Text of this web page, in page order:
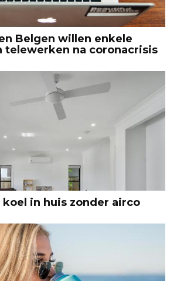
Belgen willen enkele
telewerken na coronacrisis
koel in huis zonder airco